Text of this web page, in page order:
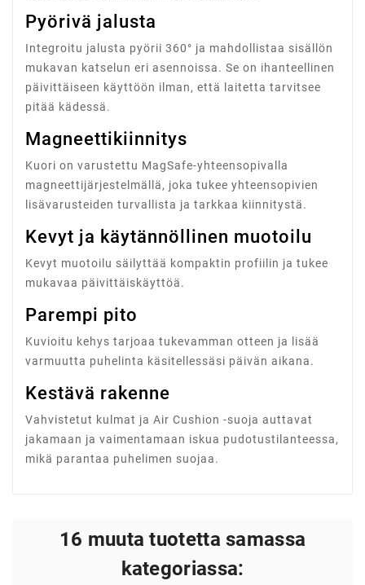
Pyörivä jalusta
Integroitu jalusta pyörii 360° ja mahdollistaa sisällön
mukavan katselun eri asennoissa. Se on ihanteellinen
päivittäiseen käyttöön ilman, että laitetta tarvitsee
pitää kädessä.
Magneettikiinnitys
Kuori on varustettu MagSafe-yhteensopivalla
magneettijärjestelmällä, joka tukee yhteensopivien
lisävarusteiden turvallista ja tarkkaa kiinnitystä.
Kevyt ja käytännöllinen muotoilu
Kevyt muotoilu säilyttää kompaktin profiilin ja tukee
mukavaa päivittäiskäyttöä.
Parempi pito
Kuvioitu kehys tarjoaa tukevamman otteen ja lisää
varmuutta puhelinta käsitellessäsi päivän aikana.
Kestävä rakenne
Vahvistetut kulmat ja Air Cushion -suoja auttavat
jakamaan ja vaimentamaan iskua pudotustilanteessa,
mikä parantaa puhelimen suojaa.
16 muuta tuotetta samassa
kategoriassa: